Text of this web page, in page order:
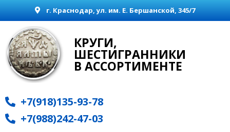
г. Краснодар, ул. им. Е. Бершанской, 345/7
КРУГИ,
ШЕСТИГРАННИКИ
В АССОРТИМЕНТЕ
+7(918)135-93-78
+7(988)242-47-03